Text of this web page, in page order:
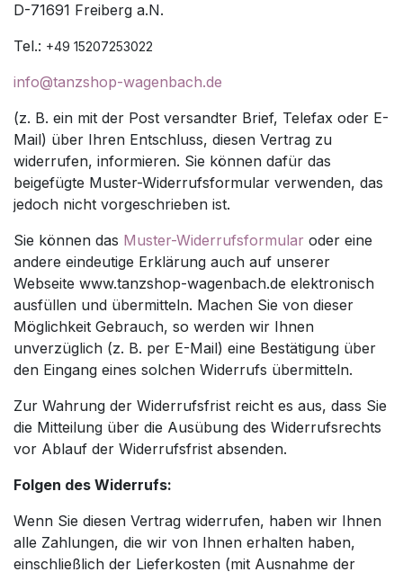
D-71691 Freiberg a.N.
Tel.: +49 15207253022
info@tanzshop-wagenbach.de
(z. B. ein mit der Post versandter Brief, Telefax oder E-
Mail) über Ihren Entschluss, diesen Vertrag zu
widerrufen, informieren. Sie können dafür das
beigefügte Muster-Widerrufsformular verwenden, das
jedoch nicht vorgeschrieben ist.
Sie können das Muster-Widerrufsformular oder eine
andere eindeutige Erklärung auch auf unserer
Webseite www.tanzshop-wagenbach.de elektronisch
ausfüllen und übermitteln. Machen Sie von dieser
Möglichkeit Gebrauch, so werden wir Ihnen
unverzüglich (z. B. per E-Mail) eine Bestätigung über
den Eingang eines solchen Widerrufs übermitteln.
Zur Wahrung der Widerrufsfrist reicht es aus, dass Sie
die Mitteilung über die Ausübung des Widerrufsrechts
vor Ablauf der Widerrufsfrist absenden.
Folgen des Widerrufs:
Wenn Sie diesen Vertrag widerrufen, haben wir Ihnen
alle Zahlungen, die wir von Ihnen erhalten haben,
einschließlich der Lieferkosten (mit Ausnahme der